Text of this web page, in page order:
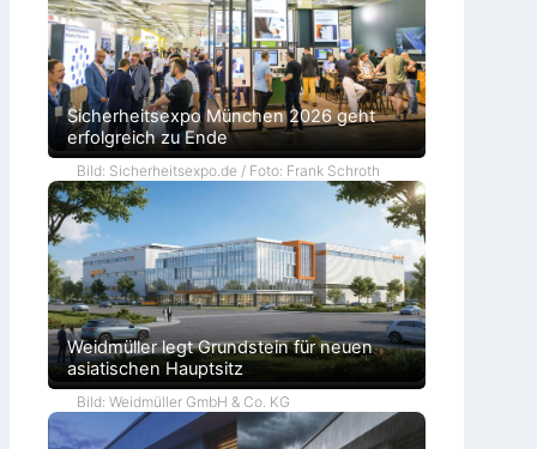
Sicherheitsexpo München 2026 geht
erfolgreich zu Ende
Bild: Sicherheitsexpo.de / Foto: Frank Schroth
Weidmüller legt Grundstein für neuen
asiatischen Hauptsitz
Bild: Weidmüller GmbH & Co. KG